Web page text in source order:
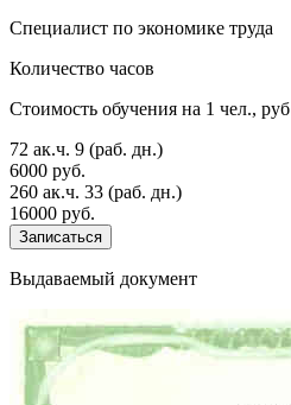
Специалист по экономике труда
Количество часов
Стоимость обучения на 1 чел., руб
72 ак.ч. 9 (раб. дн.)
6000 руб.
260 ак.ч. 33 (раб. дн.)
16000 руб.
Записаться
Выдаваемый документ